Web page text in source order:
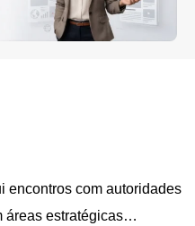
encontros com autoridades
áreas estratégicas…